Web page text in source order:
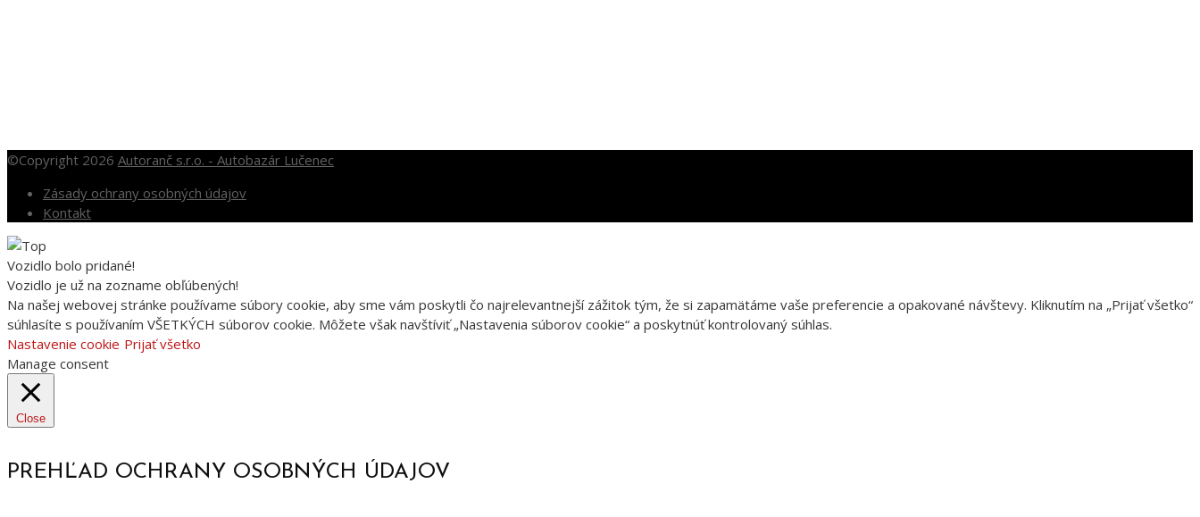
©Copyright 2026 Autoranč s.r.o. - Autobazár Lučenec
Zásady ochrany osobných údajov
Kontakt
Vozidlo bolo pridané!
Vozidlo je už na zozname obľúbených!
Na našej webovej stránke používame súbory cookie, aby sme vám poskytli čo najrelevantnejší zážitok tým, že si zapamätáme vaše preferencie a opakované návštevy. Kliknutím na „Prijať všetko“
súhlasíte s používaním VŠETKÝCH súborov cookie. Môžete však navštíviť „Nastavenia súborov cookie“ a poskytnúť kontrolovaný súhlas.
Nastavenie cookie Prijať všetko
Manage consent
Close
PREHĽAD OCHRANY OSOBNÝCH ÚDAJOV